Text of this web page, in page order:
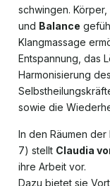
schwingen.
und Balance
Klangmassage
Entspannung, das
Harmonisierung
sowie die
In den Räumen der
7) stellt Claudia
ihre Arbeit vor.
Dazu bietet sie